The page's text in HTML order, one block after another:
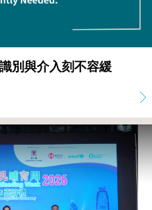
別與介入刻不容緩